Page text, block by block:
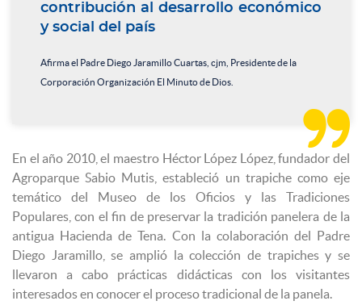
contribución al desarrollo económico
y social del país
Afirma el Padre Diego Jaramillo Cuartas, cjm, Presidente de la
Corporación Organización El Minuto de Dios.

En el año 2010, el maestro Héctor López López, fundador del
Agroparque Sabio Mutis, estableció un trapiche como eje
temático del Museo de los Oficios y las Tradiciones
Populares, con el fin de preservar la tradición panelera de la
antigua Hacienda de Tena. Con la colaboración del Padre
Diego Jaramillo, se amplió la colección de trapiches y se
llevaron a cabo prácticas didácticas con los visitantes
interesados en conocer el proceso tradicional de la panela.